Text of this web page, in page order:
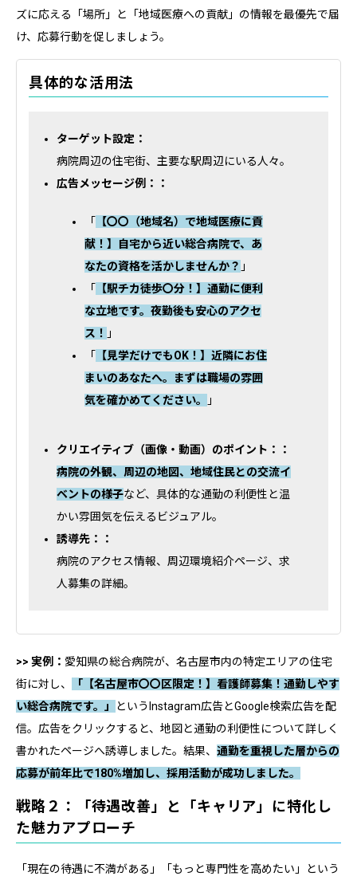
ズに応える「場所」と「地域医療への貢献」の情報を最優先で届
け、応募行動を促しましょう。
具体的な活用法
ターゲット設定：
病院周辺の住宅街、主要な駅周辺にいる人々。
広告メッセージ例：：
「
【〇〇（地域名）で地域医療に貢
献！】自宅から近い総合病院で、あ
なたの資格を活かしませんか？ 」
「
【駅チカ徒歩〇分！】通勤に便利
な立地です。夜勤後も安心のアクセ
ス！ 」
「
【見学だけでもOK！】近隣にお住
まいのあなたへ。まずは職場の雰囲
気を確かめてください。
」
クリエイティブ（画像・動画）のポイント：：
病院の外観、周辺の地図、地域住民との交流イ
ベントの様子など、具体的な通勤の利便性と温
かい雰囲気を伝えるビジュアル。
誘導先：：
病院のアクセス情報、周辺環境紹介ページ、求
人募集の詳細。
>> 実例： 愛知県の総合病院が、名古屋市内の特定エリアの住宅
街に対し、
「【名古屋市〇〇区限定！】看護師募集！通勤しやす
い総合病院です。」
というInstagram広告とGoogle検索広告を配
信。広告をクリックすると、地図と通勤の利便性について詳しく
書かれたページへ誘導しました。結果、 通勤を重視した層からの
応募が前年比で180%増加し、採用活動が成功しました。
戦略２：「待遇改善」と「キャリア」に特化し
た魅力アプローチ
「現在の待遇に不満がある」「もっと専門性を高めたい」という